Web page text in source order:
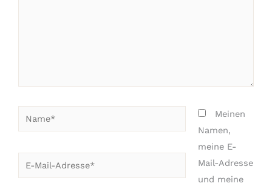
Name*
E-
Mail-
Meinen
Namen,
meine E-
Mail-Adresse
und meine